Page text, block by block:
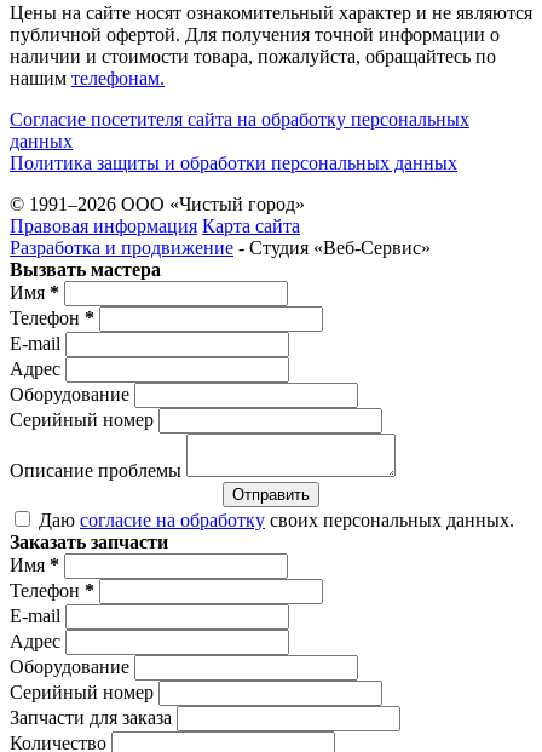
Цены на сайте носят ознакомительный характер и не являются
публичной офертой. Для получения точной информации о
наличии и стоимости товара, пожалуйста, обращайтесь по
нашим телефонам.
Согласие посетителя сайта на обработку персональных
данных
Политика защиты и обработки персональных данных
© 1991–2026 ООО «Чистый город»
Правовая информация Карта сайта
Разработка и продвижение - Студия «Веб-Cервис»
Вызвать мастера
Имя *
Телефон *
E-mail
Адрес
Оборудование
Серийный номер
Описание проблемы
Отправить
Даю согласие на обработку своих персональных данных.
Заказать запчасти
Имя *
Телефон *
E-mail
Адрес
Оборудование
Серийный номер
Запчасти для заказа
Количество